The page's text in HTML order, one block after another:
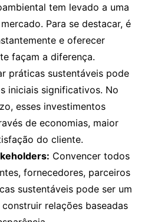
tem levado a uma
Para se destacar, é
e oferecer
façam a diferença.
práticas sustentáveis pode
iniciais significativos. No
esses investimentos
de economias, maior
do cliente.
Convencer todos
fornecedores, parceiros
sustentáveis pode ser um
relações baseadas